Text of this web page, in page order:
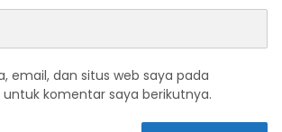
email, dan situs web saya pada
komentar saya berikutnya.